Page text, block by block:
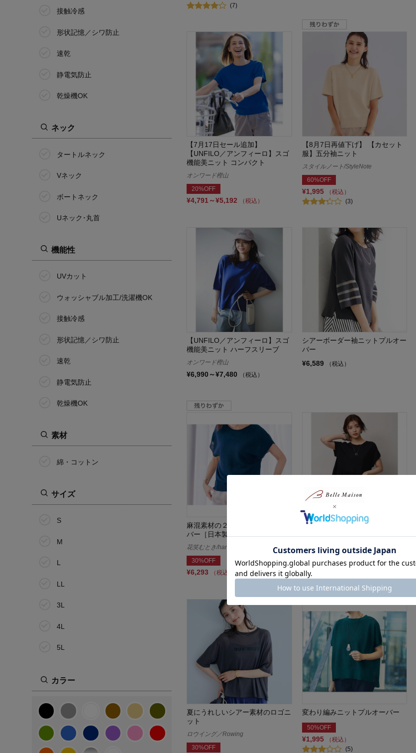
接触冷感
形状記憶／シワ防止
速乾
静電気防止
乾燥機OK
ネック
タートルネック
Vネック
ボートネック
Uネック･丸首
機能性
UVカット
ウォッシャブル加工/洗濯機OK
接触冷感
形状記憶／シワ防止
速乾
静電気防止
乾燥機OK
素材
綿・コットン
サイズ
S
M
L
LL
3L
4L
5L
その他
カラー
(7)
【7月17日セール追加】
【UNFILO／アンフィーロ】スゴ
機能美ニット コンパクト
オンワード樫山
20%OFF
¥4,791～¥5,192 （税込）
【8月7日再値下げ】 【カセット
服】五分袖ニット
スタイルノート/StyleNote
60%OFF
¥1,995
（税込）
(3)
【UNFILO／アンフィーロ】スゴ
機能美ニット ハーフスリーブ
オンワード樫山
¥6,990～¥7,480 （税込）
シアーボーダー袖ニットプルオー
バー
¥6,589
（税込）
麻混素材の２WAYニットプルオー
バー［日本製］
花笑むとき/hana emu toki
30%OFF
¥6,293 （税込）
【UNFILO／アンフィーロ】スゴ
機能美ニット フレンチスリーブ
オンワード樫山
¥6,990～¥7,480
夏にうれしいシアー素材のロゴニ
ット
ロウイング／Rowing
30%OFF
変わり編みニットプルオーバー
50%OFF
¥1,995
（税込）
(5)